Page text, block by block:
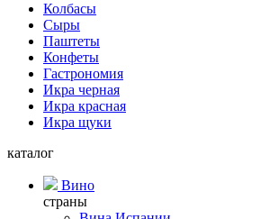
Колбасы
Сыры
Паштеты
Конфеты
Гастрономия
Икра черная
Икра красная
Икра щуки
каталог
Вино
страны